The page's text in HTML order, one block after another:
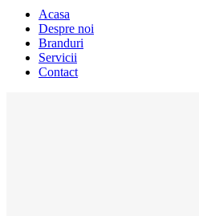
Acasa
Despre noi
Branduri
Servicii
Contact